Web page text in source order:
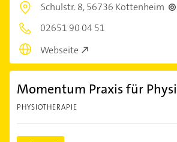
Schulstr. 8,56736 Kottenheim
02651 90 04 51
Webseite
Momentum Praxis für
PHYSIOTHERAPIE